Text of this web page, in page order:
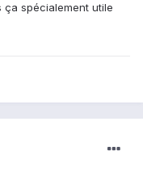
ça spécialement utile